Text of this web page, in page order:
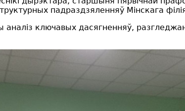
падраздзяленняў Мінскага
ключавых дасягненняў,